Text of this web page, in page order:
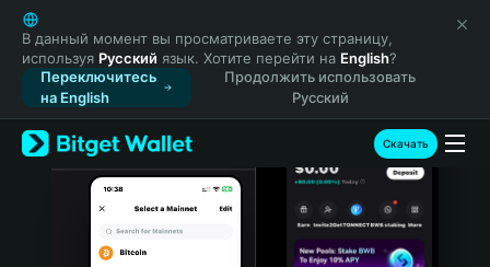
English
日本語
Tiếng Việt
Русский
Español (Latinoamérica)
Türkçe
Italiano
В данный момент вы просматриваете эту страницу,
используя Русский язык. Хотите перейти на English?
Переключитесь
на English
Продолжить использовать
Русский
Скачать